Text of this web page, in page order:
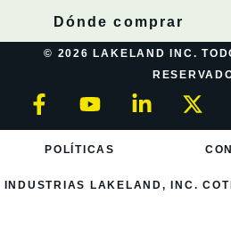
Dónde comprar
© 2026 LAKELAND INC.
POLÍTICAS
INDUSTRIAS LAKELAND, INC.